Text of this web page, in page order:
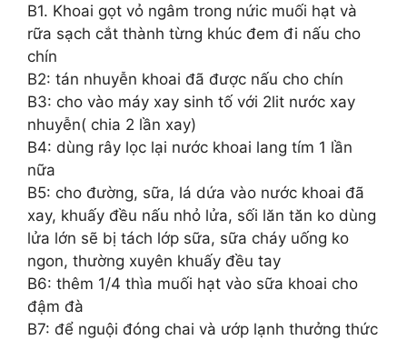
B1. Khoai gọt vỏ ngâm trong nứic muối hạt và
rữa sạch cắt thành từng khúc đem đi nấu cho
chín
B2: tán nhuyễn khoai đã được nấu cho chín
B3: cho vào máy xay sinh tố với 2lit nước xay
nhuyễn( chia 2 lần xay)
B4: dùng rây lọc lại nước khoai lang tím 1 lần
nữa
B5: cho đường, sữa, lá dứa vào nước khoai đã
xay, khuấy đều nấu nhỏ lửa, sối lăn tăn ko dùng
lửa lớn sẽ bị tách lớp sữa, sữa cháy uống ko
ngon, thường xuyên khuấy đều tay
B6: thêm 1/4 thìa muối hạt vào sữa khoai cho
đậm đà
B7: để nguội đóng chai và ướp lạnh thưởng thức